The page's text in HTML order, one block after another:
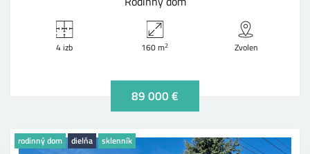
4 izb 160 m2 Zvolen
89 000 €
rodinný dom dielňa sklenník